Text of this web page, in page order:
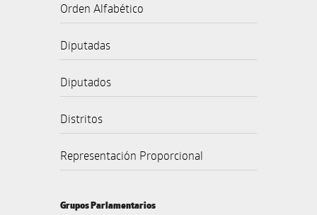
Orden Alfabético
Diputadas
Diputados
Distritos
Representación Proporcional
Grupos Parlamentarios